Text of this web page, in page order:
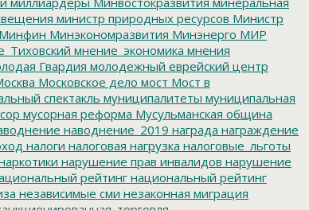
министр природных ресурсов Министр
Минфин Минэкономразвития Минэнерго МИР
мнение_экономика мнения
Гвардия молодежный еврейский центр
Московское дело мост Мост в
спектакль муниципалитеты муниципальная
мусорная реформа Мусульманская община
наводнение_2019 награда награждение
налоги налоговая нагрузка налоговые_льготы
нарушение прав инвалидов нарушение
рейтинг национальный рейтинг
независимые сми незаконная миграция